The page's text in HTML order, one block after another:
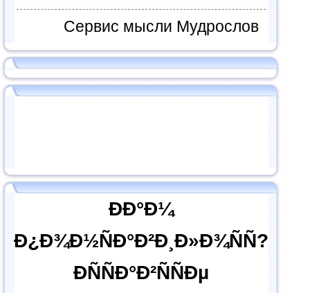
Сервис мысли Мудрослов
ÐÐ°Ð¼
Ð¿Ð¾Ð½ÑÐ°Ð²Ð¸Ð»Ð¾ÑÑ?
ÐÑÑÐ°Ð²ÑÑÐµ